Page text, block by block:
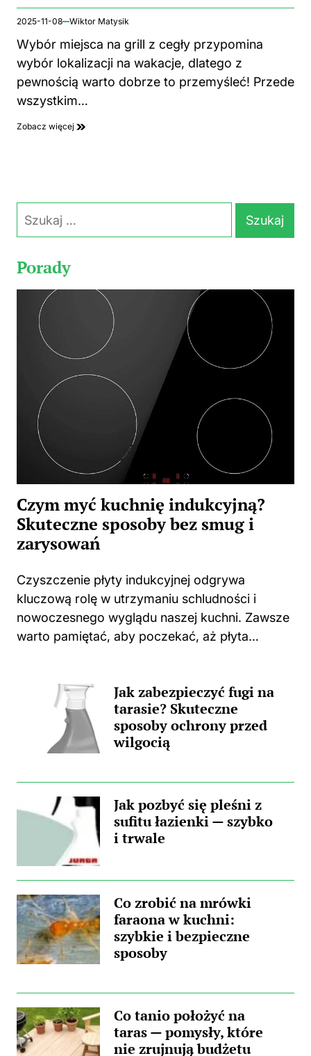
2025-11-08 Wiktor Matysik
Wybór miejsca na grill z cegły przypomina
wybór lokalizacji na wakacje, dlatego z
pewnością warto dobrze to przemyśleć! Przede
wszystkim…
Zobacz więcej
Szukaj:
Porady
Czym myć kuchnię indukcyjną?
Skuteczne sposoby bez smug i
zarysowań
Czyszczenie płyty indukcyjnej odgrywa
kluczową rolę w utrzymaniu schludności i
nowoczesnego wyglądu naszej kuchni. Zawsze
warto pamiętać, aby poczekać, aż płyta
powierzchni może prowadzić do
nieprzyjemnych zapachów, a także trwałych...
Jak zabezpieczyć fugi na
tarasie? Skuteczne
sposoby ochrony przed
wilgocią
Jak pozbyć się pleśni z
sufitu łazienki — szybko
i trwale
Co zrobić na mrówki
faraona w kuchni:
szybkie i bezpieczne
sposoby
Co tanio położyć na
taras — pomysły, które
nie zrujnują budżetu